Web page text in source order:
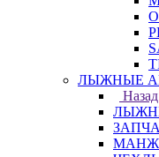
ЛЫЖНЫЕ
Назад